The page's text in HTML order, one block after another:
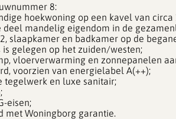
8:
hoekwoning op een kavel van circa
mandelig eigendom in de
slaapkamer en badkamer op de
gelegen op het zuiden/westen;
vloerverwarming en zonnepanelen
voorzien van energielabel A(++);
tegelwerk en luxe sanitair;
eisen;
met Woningborg garantie.